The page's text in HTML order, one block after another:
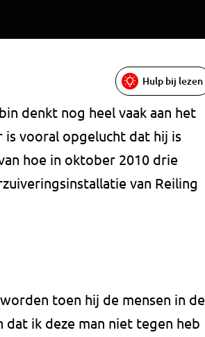
Hulp bij lezen
denkt nog heel vaak aan het
is vooral opgelucht dat hij is
hoe in oktober 2010 drie
van Reiling
toen hij de mensen in de
dat ik deze man niet tegen heb